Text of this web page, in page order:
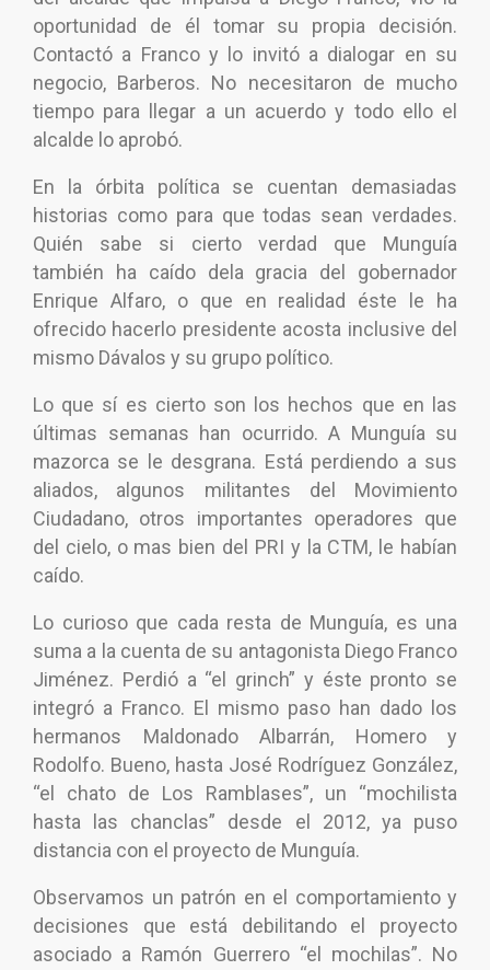
oportunidad de él tomar su propia decisión.
Contactó a Franco y lo invitó a dialogar en su
negocio, Barberos. No necesitaron de mucho
tiempo para llegar a un acuerdo y todo ello el
alcalde lo aprobó.
En la órbita política se cuentan demasiadas
historias como para que todas sean verdades.
Quién sabe si cierto verdad que Munguía
también ha caído dela gracia del gobernador
Enrique Alfaro, o que en realidad éste le ha
ofrecido hacerlo presidente acosta inclusive del
mismo Dávalos y su grupo político.
Lo que sí es cierto son los hechos que en las
últimas semanas han ocurrido. A Munguía su
mazorca se le desgrana. Está perdiendo a sus
aliados, algunos militantes del Movimiento
Ciudadano, otros importantes operadores que
del cielo, o mas bien del PRI y la CTM, le habían
caído.
Lo curioso que cada resta de Munguía, es una
suma a la cuenta de su antagonista Diego Franco
Jiménez. Perdió a “el grinch” y éste pronto se
integró a Franco. El mismo paso han dado los
hermanos Maldonado Albarrán, Homero y
Rodolfo. Bueno, hasta José Rodríguez González,
“el chato de Los Ramblases”, un “mochilista
hasta las chanclas” desde el 2012, ya puso
distancia con el proyecto de Munguía.
Observamos un patrón en el comportamiento y
decisiones que está debilitando el proyecto
asociado a Ramón Guerrero “el mochilas”. No